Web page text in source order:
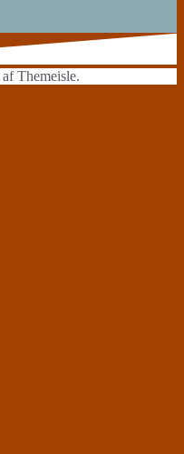
af Themeisle.